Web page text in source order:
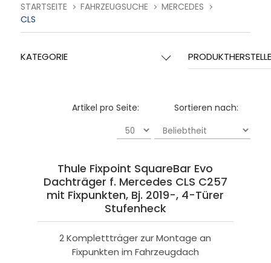
STARTSEITE FAHRZEUGSUCHE
MERCEDES
CLS
KATEGORIE
Sortieren nach:
Artikel pro Seite:
Thule Fixpoint SquareBar Evo
Dachträger f. Mercedes CLS C257
mit Fixpunkten, Bj. 2019-, 4-Türer
Stufenheck
2 Komplettträger zur Montage an
Fixpunkten im Fahrzeugdach